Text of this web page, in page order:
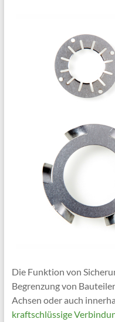
Die Funktion von
Begrenzung von
Achsen oder auch
kraftschlüssige